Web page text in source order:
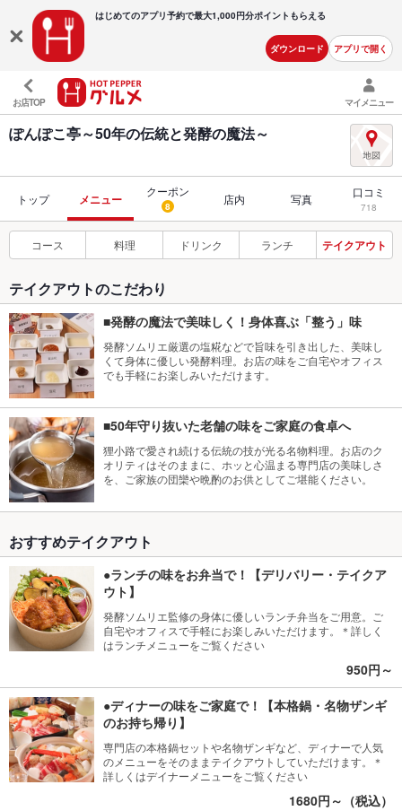
はじめてのアプリ予約で最大1,000円分ポイントもらえる
ダウンロード アプリで開く
お店TOP マイメニュー
ぽんぽこ亭～50年の伝統と発酵の魔法～
トップ メニュー
クーポン
8 店内 写真 口コミ
718
コース 料理 ドリンク ランチ テイクアウト
テイクアウトのこだわり
■発酵の魔法で美味しく！身体喜ぶ「整う」味
発酵ソムリエ厳選の塩糀などで旨味を引き出した、美味し
くて身体に優しい発酵料理。お店の味をご自宅やオフィス
でも手軽にお楽しみいただけます。
■50年守り抜いた老舗の味をご家庭の食卓へ
狸小路で愛され続ける伝統の技が光る名物料理。お店のク
オリティはそのままに、ホッと心温まる専門店の美味しさ
を、ご家族の団欒や晩酌のお供としてご堪能ください。
おすすめテイクアウト
●ランチの味をお弁当で！【デリバリー・テイクア
ウト】
発酵ソムリエ監修の身体に優しいランチ弁当をご用意。ご
自宅やオフィスで手軽にお楽しみいただけます。＊詳しく
はランチメニューをご覧ください
950円～
●ディナーの味をご家庭で！【本格鍋・名物ザンギ
のお持ち帰り】
専門店の本格鍋セットや名物ザンギなど、ディナーで人気
のメニューをそのままテイクアウトしていただけます。＊
詳しくはデイナーメニューをご覧ください
1680円～（税込）